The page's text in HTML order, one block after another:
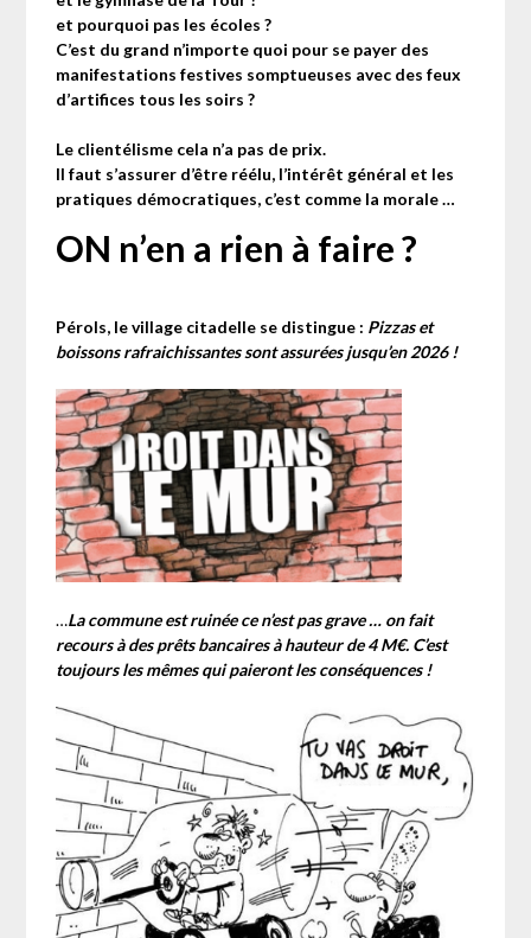
et pourquoi pas les écoles ?
C’est du grand n’importe quoi pour se payer des
manifestations festives somptueuses avec des feux
d’artifices tous les soirs ?
Le clientélisme cela n’a pas de prix.
Il faut s’assurer d’être réélu, l’intérêt général et les
pratiques démocratiques, c’est comme la morale …
ON n’en a rien à faire ?
Pérols, le village citadelle se distingue : Pizzas et
boissons rafraichissantes sont assurées jusqu’en 2026 !
…La commune est ruinée ce n’est pas grave … on fait
recours à des prêts bancaires à hauteur de 4 M€. C’est
toujours les mêmes qui paieront les conséquences !